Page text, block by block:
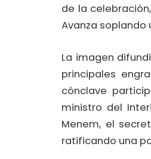
de la
Avanza
La imagen
principales
cónclave
ministro del
Menem, el
ratificando una